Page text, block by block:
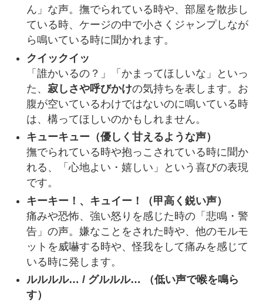
ん」な声。撫でられている時や、部屋を散歩し
ている時、ケージの中で小さくジャンプしなが
ら鳴いている時に聞かれます。
クイックイッ
「誰かいるの？」「かまってほしいな」といっ
た、 寂しさや呼びかけの気持ちを表します。お
腹が空いているわけではないのに鳴いている時
は、構ってほしいのかもしれません。
キューキュー（優しく甘えるような声）
撫でられている時や抱っこされている時に聞か
れる、「心地よい・嬉しい」という喜びの表現
です。
キーキー！、キュイー！（甲高く鋭い声）
痛みや恐怖、強い怒りを感じた時の「悲鳴・警
告」の声。嫌なことをされた時や、他のモルモ
ットを威嚇する時や、怪我をして痛みを感じて
いる時に発します。
ルルルル… / グルルル… （低い声で喉を鳴ら
す）